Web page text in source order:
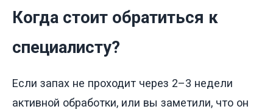
Когда стоит обратиться к
специалисту?
Если запах не проходит через 2–3 недели
активной обработки, или вы заметили, что он